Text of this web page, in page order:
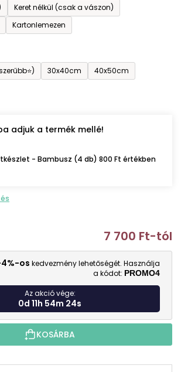
Keret nélkül (csak a vászon)
Kartonlemezen
30x40cm
40x50cm
adjuk a termék mellé!
- Bambusz (4 db) 800 Ft értékben
7 700 Ft-tól
os kedvezmény lehetőségét. Használja
a kódot: PROMO4
Az akció vége:
0d 11h 54m 23s
KOSÁRBA